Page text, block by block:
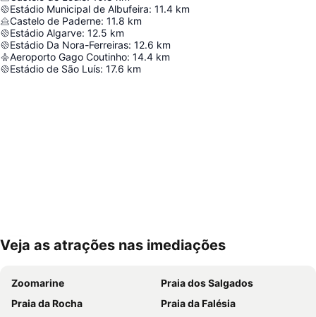
Estádio Municipal de Albufeira: 11.4 km
Castelo de Paderne: 11.8 km
Estádio Algarve: 12.5 km
Estádio Da Nora-Ferreiras: 12.6 km
Aeroporto Gago Coutinho: 14.4 km
Estádio de São Luís: 17.6 km
Ampliar mapa
Veja as atrações nas imediações
Zoomarine
Praia dos Salgados
Praia da Rocha
Praia da Falésia